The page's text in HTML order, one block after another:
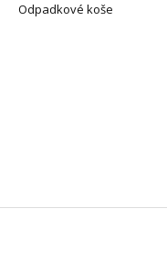
Odpadkové koše